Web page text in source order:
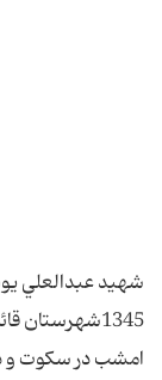
شهيد عبدالعلي
امشب در سکوت و